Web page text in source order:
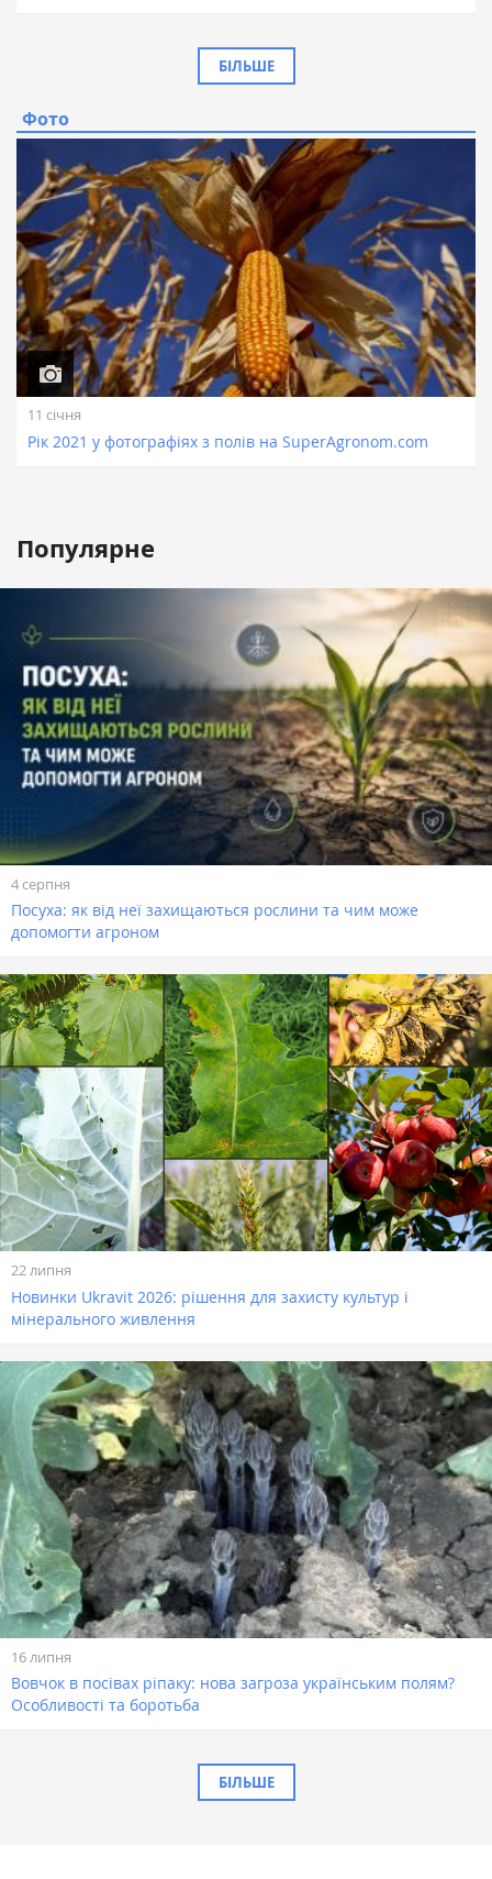
БІЛЬШЕ
Фото
11 січня
Рік 2021 у фотографіях з полів на SuperAgronom.com
Популярне
4 серпня
Посуха: як від неї захищаються рослини та чим може
допомогти агроном
22 липня
Новинки Ukravit 2026: рішення для захисту культур і
мінерального живлення
16 липня
Вовчок в посівах ріпаку: нова загроза українським полям?
Особливості та боротьба
БІЛЬШЕ